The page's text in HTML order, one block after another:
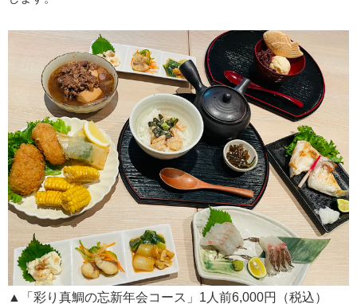
▲「彩り真鯛の忘新年会コース」1人前6,000円（税込）